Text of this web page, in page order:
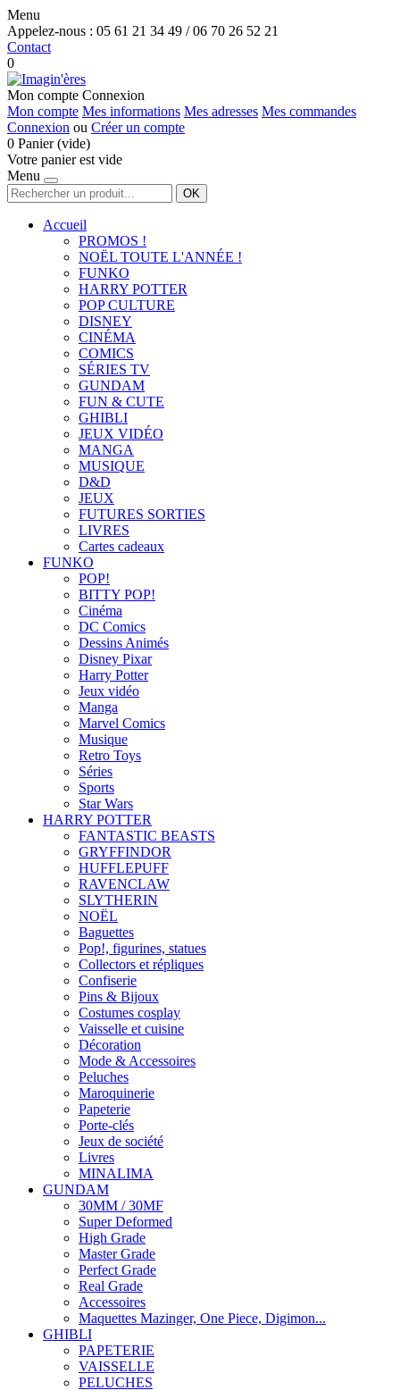
Menu
Appelez-nous : 05 61 21 34 49 / 06 70 26 52 21
Contact
0
Mon compte Connexion
Mon compte Mes informations Mes adresses Mes commandes
Connexion ou Créer un compte
0 Panier (vide)
Votre panier est vide
Menu
OK
Accueil
PROMOS !
NOËL TOUTE L'ANNÉE !
FUNKO
HARRY POTTER
POP CULTURE
DISNEY
CINÉMA
COMICS
SÉRIES TV
GUNDAM
FUN & CUTE
GHIBLI
JEUX VIDÉO
MANGA
MUSIQUE
D&D
JEUX
FUTURES SORTIES
LIVRES
Cartes cadeaux
FUNKO
POP!
BITTY POP!
Cinéma
DC Comics
Dessins Animés
Disney Pixar
Harry Potter
Jeux vidéo
Manga
Marvel Comics
Musique
Retro Toys
Séries
Sports
Star Wars
HARRY POTTER
FANTASTIC BEASTS
GRYFFINDOR
HUFFLEPUFF
RAVENCLAW
SLYTHERIN
NOËL
Baguettes
Pop!, figurines, statues
Collectors et répliques
Confiserie
Pins & Bijoux
Costumes cosplay
Vaisselle et cuisine
Décoration
Mode & Accessoires
Peluches
Maroquinerie
Papeterie
Porte-clés
Jeux de société
Livres
MINALIMA
GUNDAM
30MM / 30MF
Super Deformed
High Grade
Master Grade
Perfect Grade
Real Grade
Accessoires
Maquettes Mazinger, One Piece, Digimon...
GHIBLI
PAPETERIE
VAISSELLE
PELUCHES